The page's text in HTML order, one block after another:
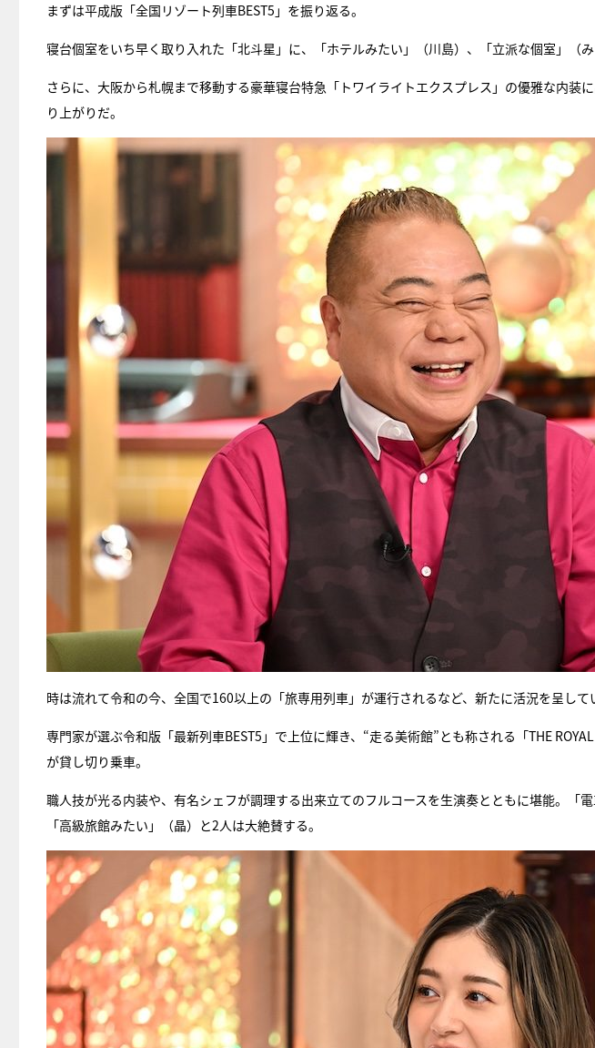
まずは平成版「全国リゾート列車BEST5」を振り返る。
寝台個室をいち早く取り入れた「北斗星」に、「ホテルみたい」（川島）、「立派な個室」（み
さらに、大阪から札幌まで移動する豪華寝台特急「トワイライトエクスプレス」の優雅な内装
り上がりだ。
時は流れて令和の今、全国で160以上の「旅専用列車」が運行されるなど、新たに活況を呈して
専門家が選ぶ令和版「最新列車BEST5」で上位に輝き、“走る美術館”とも称される「THE
が貸し切り乗車。
職人技が光る内装や、有名シェフが調理する出来立てのフルコースを生演奏とともに堪能。「
「高級旅館みたい」（晶）と2人は大絶賛する。